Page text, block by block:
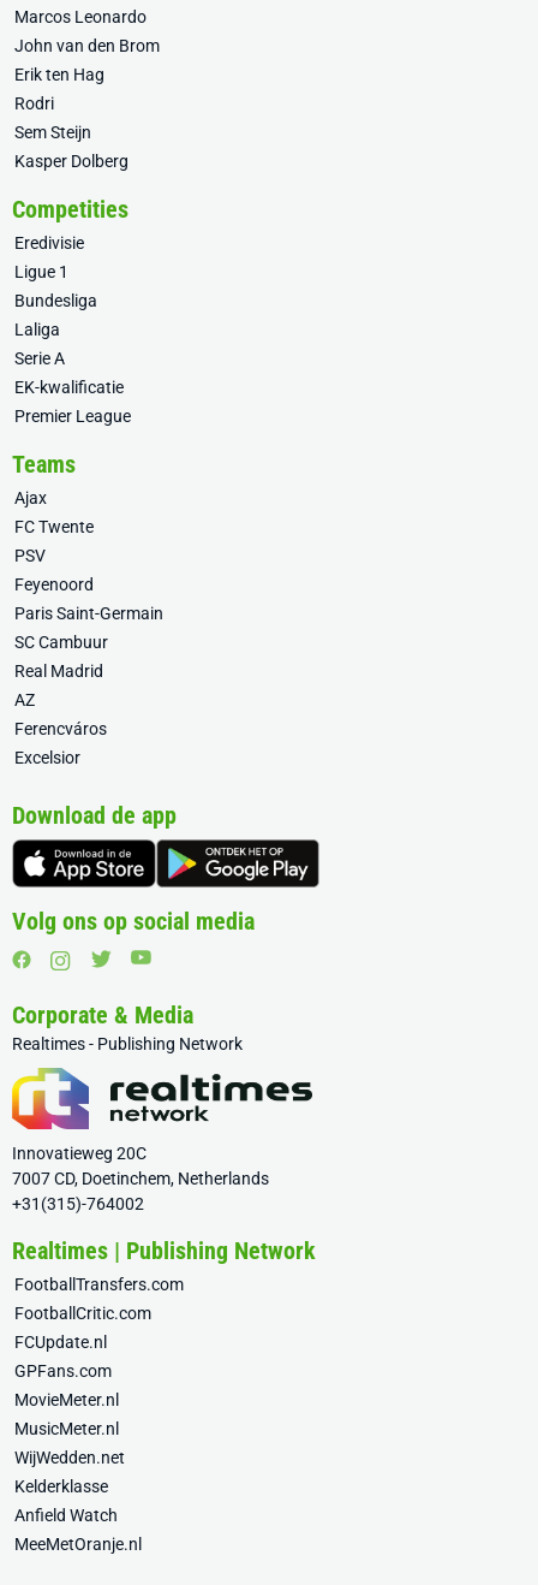
Marcos Leonardo
John van den Brom
Erik ten Hag
Rodri
Sem Steijn
Kasper Dolberg
Competities
Eredivisie
Ligue 1
Bundesliga
Laliga
Serie A
EK-kwalificatie
Premier League
Teams
Ajax
FC Twente
PSV
Feyenoord
Paris Saint-Germain
SC Cambuur
Real Madrid
AZ
Ferencváros
Excelsior
Download de app
Volg ons op social media
Corporate & Media
Realtimes - Publishing Network
Innovatieweg 20C
7007 CD, Doetinchem, Netherlands
+31(315)-764002
Realtimes | Publishing Network
FootballTransfers.com
FootballCritic.com
FCUpdate.nl
GPFans.com
MovieMeter.nl
MusicMeter.nl
WijWedden.net
Kelderklasse
Anfield Watch
MeeMetOranje.nl